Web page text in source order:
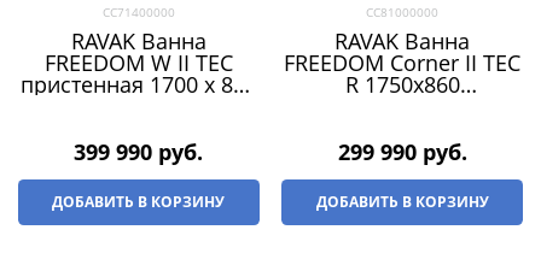
CC71400000
RAVAK Ванна
FREEDOM W II TEC
пристенная 1700 x 870
399 990 руб.
ДОБАВИТЬ В КОРЗИНУ
CC81000000
RAVAK Ванна
FREEDOM Corner II TEC
R 1750x860
299 990 руб.
ДОБАВИТЬ В КОРЗИНУ